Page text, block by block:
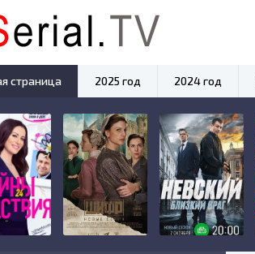
страница 2025 год 2024 год